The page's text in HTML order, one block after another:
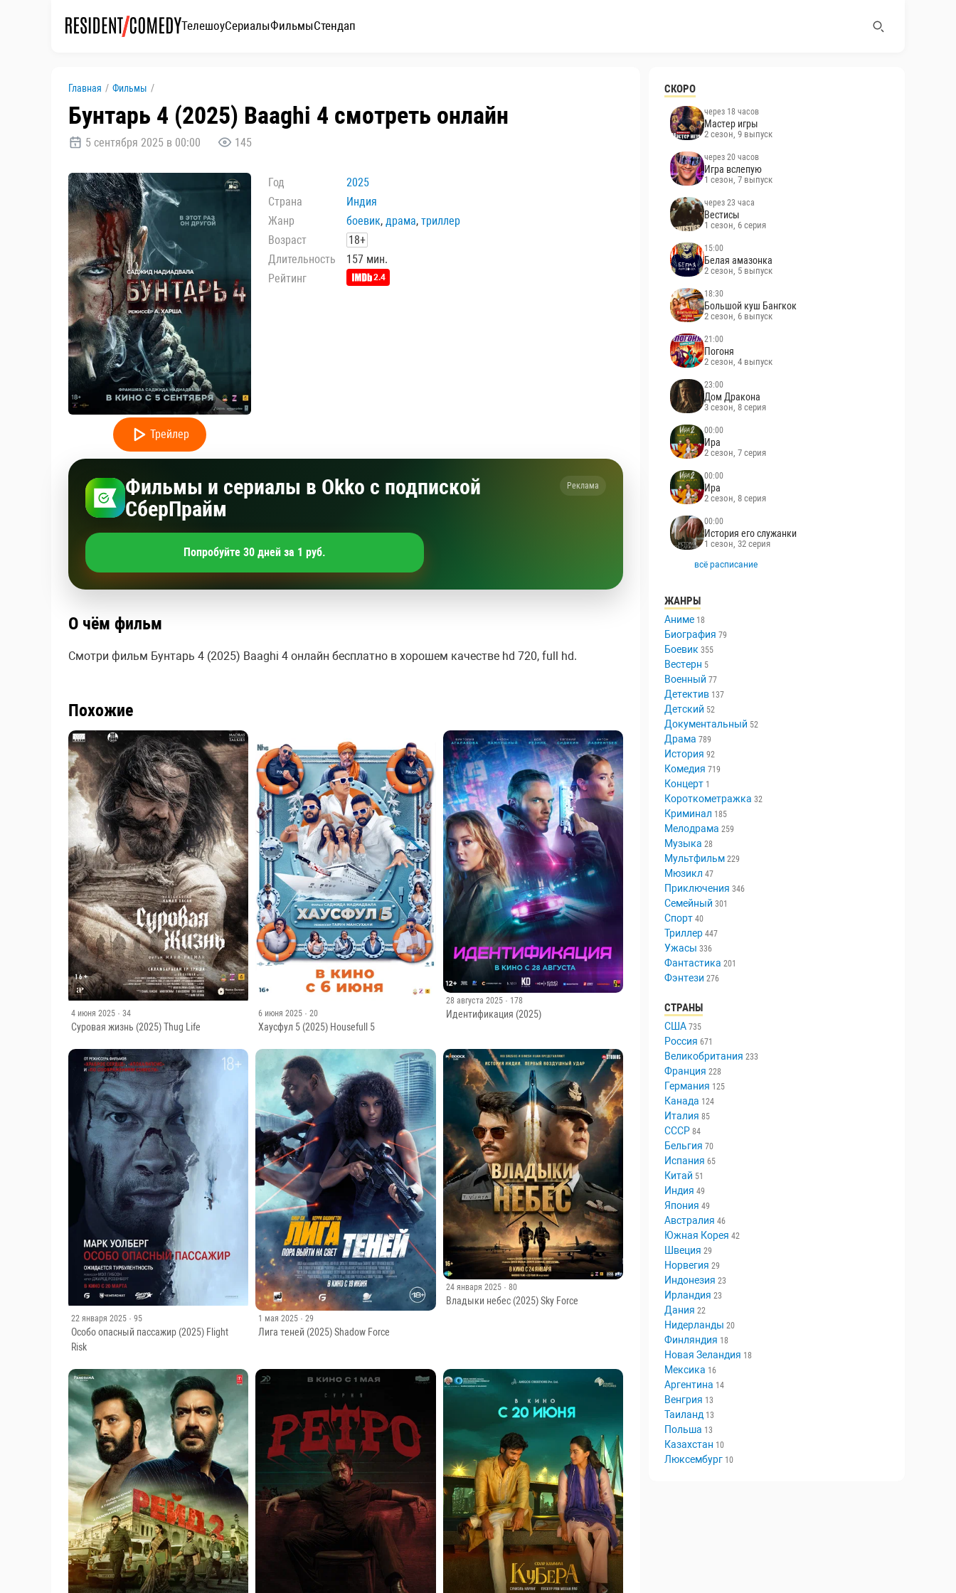
ТелешоуСериалыФильмыСтендап
Главная / Фильмы /
Бунтарь 4 (2025) Baaghi 4 смотреть онлайн
5 сентября 2025 в 00:00 145
Трейлер
Год
2025
Страна
Индия
Жанр
боевик, драма, триллер
Возраст
18+
Длительность
157 мин.
Рейтинг
2.4
Фильмы и сериалы в Okko с подпиской
СберПрайм
Реклама
Попробуйте 30 дней за 1 руб.
О чём фильм
Смотри фильм Бунтарь 4 (2025) Baaghi 4 онлайн бесплатно в хорошем качестве hd 720, full hd.
Похожие
4 июня 2025 · 34
Суровая жизнь (2025) Thug Life
6 июня 2025 · 20
Хаусфул 5 (2025) Housefull 5
28 августа 2025 · 178
Идентификация (2025)
22 января 2025 · 95
Особо опасный пассажир (2025) Flight
Risk
1 мая 2025 · 29
Лига теней (2025) Shadow Force
СКОРО
через 18 часов
Мастер игры
2 сезон, 9 выпуск
через 20 часов
Игра вслепую
1 сезон, 7 выпуск
через 23 часа
Вестисы
1 сезон, 6 серия
15:00
Белая амазонка
2 сезон, 5 выпуск
18:30
Большой куш Бангкок
2 сезон, 6 выпуск
21:00
Погоня
2 сезон, 4 выпуск
23:00
Дом Дракона
3 сезон, 8 серия
00:00
Ира
2 сезон, 7 серия
00:00
Ира
2 сезон, 8 серия
00:00
История его служанки
1 сезон, 32 серия
всё расписание
ЖАНРЫ
Аниме 18
Биография
Боевик 355
Вестерн 5
Военный 77
Детектив 137
Детский 52
Документальный
Драма 789
История 92
Комедия 719
Концерт 1
Короткометражка
Криминал
Мелодрама 259
Музыка 28
Мультфильм 229
Мюзикл 47
Приключения
Семейный 301
Спорт 40
Триллер 447
Ужасы 336
Фэнтези
СТРАНЫ
США 735
Россия 671
Великобритания
Франция 228
Германия
Канада
Италия 85
СССР 84
Бельгия
Испания
Китай 51
Индия 49
Япония 49
Австралия
Южная Корея
Швеция 29
Норвегия 29
Индонезия
Ирландия 23
Дания 22
Нидерланды 20
Финляндия
Новая Зеландия
Мексика 16
Аргентина
Венгрия 13
Таиланд 13
Польша 13